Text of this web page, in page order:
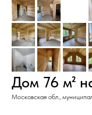
Дом 76 м²
Московская обл.,